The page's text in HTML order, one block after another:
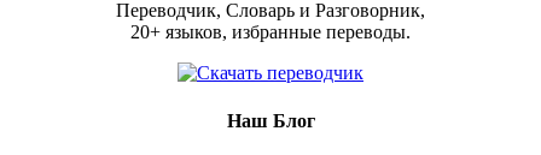
Переводчик, Словарь и Разговорник,
20+ языков, избранные переводы.
Наш Блог